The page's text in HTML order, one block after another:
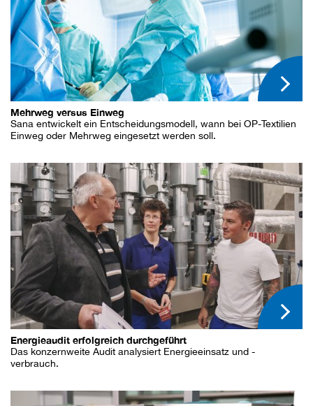
Mehrweg versus Einweg
Sana entwickelt ein Entscheidungsmodell, wann bei OP-Textilien
Einweg oder Mehrweg eingesetzt werden soll.
Energieaudit erfolgreich durchgeführt
Das konzernweite Audit analysiert Energieeinsatz und -
verbrauch.